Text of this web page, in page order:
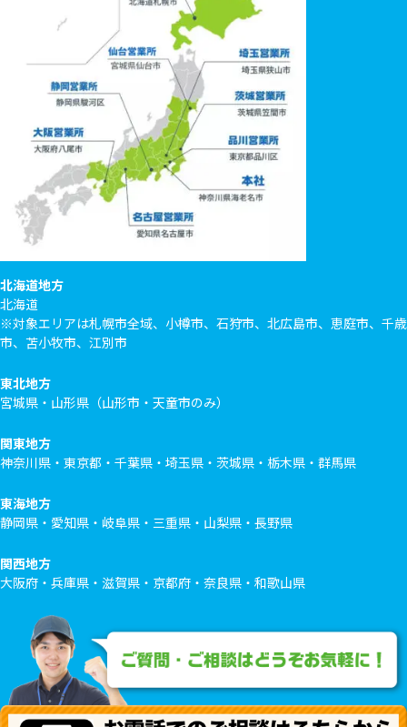
北海道地方
北海道
※対象エリアは札幌市全域、小樽市、石狩市、北広島市、恵庭市、千歳
市、苫小牧市、江別市
東北地方
宮城県・山形県（山形市・天童市のみ）
関東地方
神奈川県・東京都・千葉県・埼玉県・茨城県・栃木県・群馬県
東海地方
静岡県・愛知県・岐阜県・三重県・山梨県・長野県
関西地方
大阪府・兵庫県・滋賀県・京都府・奈良県・和歌山県